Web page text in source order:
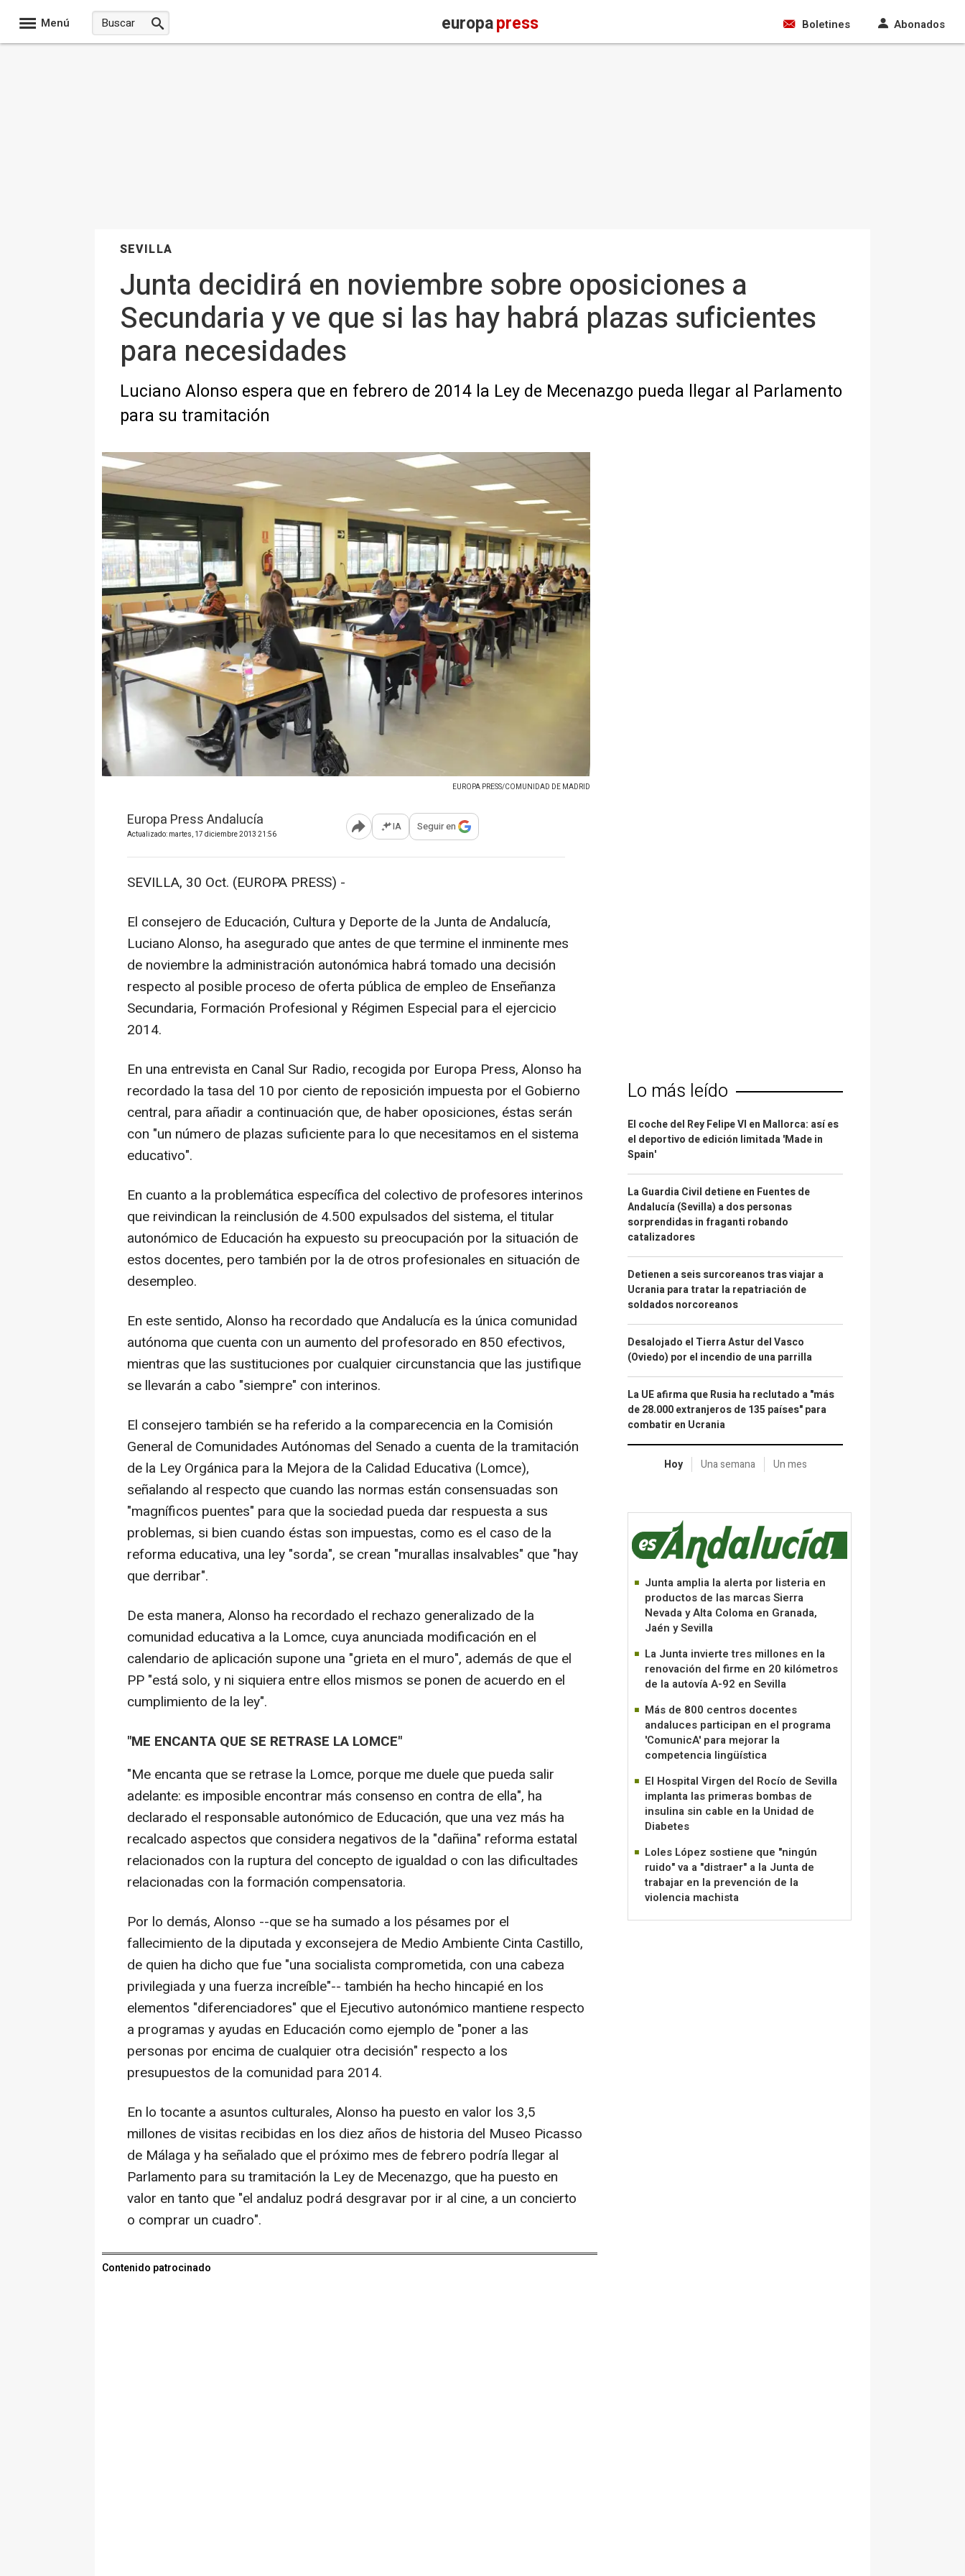
Menú europapress Boletines Abonados
SEVILLA
Junta decidirá en noviembre sobre oposiciones a
Secundaria y ve que si las hay habrá plazas suficientes
para necesidades
Luciano Alonso espera que en febrero de 2014 la Ley de Mecenazgo pueda llegar al Parlamento
para su tramitación
EUROPA PRESS/COMUNIDAD DE MADRID
Europa Press Andalucía
Actualizado: martes, 17 diciembre 2013 21:56 Abrir opciones para compartir
IA Seguir en
SEVILLA, 30 Oct. (EUROPA PRESS) -
El consejero de Educación, Cultura y Deporte de la Junta de Andalucía,
Luciano Alonso, ha asegurado que antes de que termine el inminente mes
de noviembre la administración autonómica habrá tomado una decisión
respecto al posible proceso de oferta pública de empleo de Enseñanza
Secundaria, Formación Profesional y Régimen Especial para el ejercicio
2014.
En una entrevista en Canal Sur Radio, recogida por Europa Press, Alonso ha
recordado la tasa del 10 por ciento de reposición impuesta por el Gobierno
central, para añadir a continuación que, de haber oposiciones, éstas serán
con "un número de plazas suficiente para lo que necesitamos en el sistema
educativo".
En cuanto a la problemática específica del colectivo de profesores interinos
que reivindican la reinclusión de 4.500 expulsados del sistema, el titular
autonómico de Educación ha expuesto su preocupación por la situación de
estos docentes, pero también por la de otros profesionales en situación de
desempleo.
En este sentido, Alonso ha recordado que Andalucía es la única comunidad
autónoma que cuenta con un aumento del profesorado en 850 efectivos,
mientras que las sustituciones por cualquier circunstancia que las justifique
se llevarán a cabo "siempre" con interinos.
El consejero también se ha referido a la comparecencia en la Comisión
General de Comunidades Autónomas del Senado a cuenta de la tramitación
de la Ley Orgánica para la Mejora de la Calidad Educativa (Lomce),
señalando al respecto que cuando las normas están consensuadas son
"magníficos puentes" para que la sociedad pueda dar respuesta a sus
problemas, si bien cuando éstas son impuestas, como es el caso de la
reforma educativa, una ley "sorda", se crean "murallas insalvables" que "hay
que derribar".
De esta manera, Alonso ha recordado el rechazo generalizado de la
comunidad educativa a la Lomce, cuya anunciada modificación en el
calendario de aplicación supone una "grieta en el muro", además de que el
PP "está solo, y ni siquiera entre ellos mismos se ponen de acuerdo en el
cumplimiento de la ley".
"ME ENCANTA QUE SE RETRASE LA LOMCE"
"Me encanta que se retrase la Lomce, porque me duele que pueda salir
adelante: es imposible encontrar más consenso en contra de ella", ha
declarado el responsable autonómico de Educación, que una vez más ha
recalcado aspectos que considera negativos de la "dañina" reforma estatal
relacionados con la ruptura del concepto de igualdad o con las dificultades
relacionadas con la formación compensatoria.
Por lo demás, Alonso --que se ha sumado a los pésames por el
fallecimiento de la diputada y exconsejera de Medio Ambiente Cinta Castillo,
de quien ha dicho que fue "una socialista comprometida, con una cabeza
privilegiada y una fuerza increíble"-- también ha hecho hincapié en los
elementos "diferenciadores" que el Ejecutivo autonómico mantiene respecto
a programas y ayudas en Educación como ejemplo de "poner a las
personas por encima de cualquier otra decisión" respecto a los
presupuestos de la comunidad para 2014.
En lo tocante a asuntos culturales, Alonso ha puesto en valor los 3,5
millones de visitas recibidas en los diez años de historia del Museo Picasso
de Málaga y ha señalado que el próximo mes de febrero podría llegar al
Parlamento para su tramitación la Ley de Mecenazgo, que ha puesto en
valor en tanto que "el andaluz podrá desgravar por ir al cine, a un concierto
o comprar un cuadro".
Contenido patrocinado
Lo más leído
El coche del Rey Felipe VI en Mallorca: así es
el deportivo de edición limitada 'Made in
Spain'
La Guardia Civil detiene en Fuentes de
Andalucía (Sevilla) a dos personas
sorprendidas in fraganti robando
catalizadores
Detienen a seis surcoreanos tras viajar a
Ucrania para tratar la repatriación de
soldados norcoreanos
Desalojado el Tierra Astur del Vasco
(Oviedo) por el incendio de una parrilla
La UE afirma que Rusia ha reclutado a "más
de 28.000 extranjeros de 135 países" para
combatir en Ucrania
Hoy Una semana Un mes
Junta amplia la alerta por listeria en
productos de las marcas Sierra
Nevada y Alta Coloma en Granada,
Jaén y Sevilla
La Junta invierte tres millones en la
renovación del firme en 20 kilómetros
de la autovía A-92 en Sevilla
Más de 800 centros docentes
andaluces participan en el programa
'ComunicA' para mejorar la
competencia lingüística
El Hospital Virgen del Rocío de Sevilla
implanta las primeras bombas de
insulina sin cable en la Unidad de
Diabetes
Loles López sostiene que "ningún
ruido" va a "distraer" a la Junta de
trabajar en la prevención de la
violencia machista